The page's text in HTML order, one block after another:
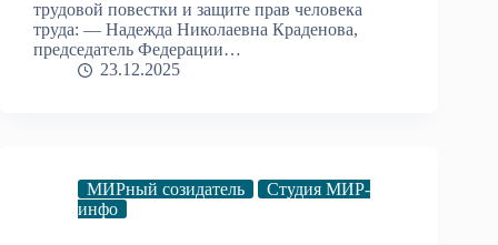
трудовой повестки и защите прав человека
труда: — Надежда Николаевна Краденова,
председатель Федерации…
23.12.2025
МИРный созидатель
Студия МИР-
инфо